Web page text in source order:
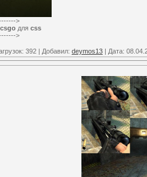
>
csgo для css
>
392 | Добавил: deymos13 | Дата: